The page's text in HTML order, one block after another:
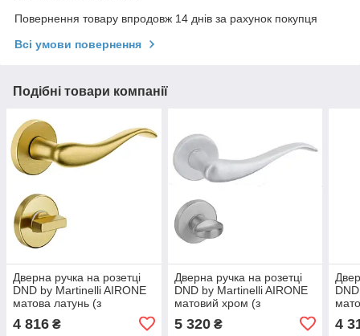
Повернення товару впродовж 14 днів за рахунок покупця
Всі умови повернення
Подібні товари компанії
Дверна ручка на розетці
DND by Martinelli AIRONE
матова латунь (з
накладкою WC) 603/12T-
OS
4 816 ₴
Дверна ручка на розетці
DND by Martinelli AIRONE
матовий хром (з
накладкою WC) 603/12T-
OCS
5 320₴
ZCS
4